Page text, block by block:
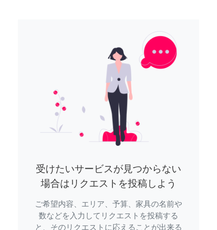
受けたいサービスが見つからない
場合はリクエストを投稿しよう
ご希望内容、エリア、予算、家具の名前や
数などを入力してリクエストを投稿する
と、そのリクエストに応えることが出来る